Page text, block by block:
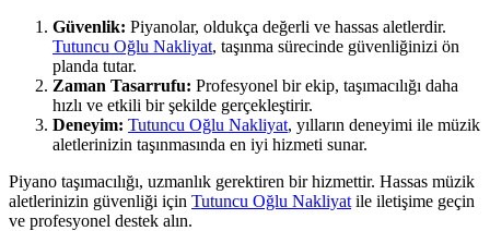
Güvenlik: Piyanolar, oldukça değerli ve hassas aletlerdir.
Tutuncu Oğlu Nakliyat, taşınma sürecinde güvenliğinizi ön
planda tutar.
Zaman Tasarrufu: Profesyonel bir ekip, taşımacılığı daha
hızlı ve etkili bir şekilde gerçekleştirir.
Deneyim: Tutuncu Oğlu Nakliyat, yılların deneyimi ile müzik
aletlerinizin taşınmasında en iyi hizmeti sunar.
Piyano taşımacılığı, uzmanlık gerektiren bir hizmettir. Hassas müzik
aletlerinizin güvenliği için Tutuncu Oğlu Nakliyat ile iletişime geçin
ve profesyonel destek alın.